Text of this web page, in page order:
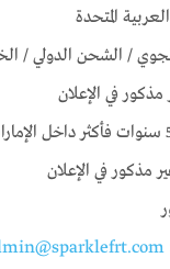
المتحدة
/ الشحن الدولي /
مذكور في الإعلان
مذكور في الإعلان